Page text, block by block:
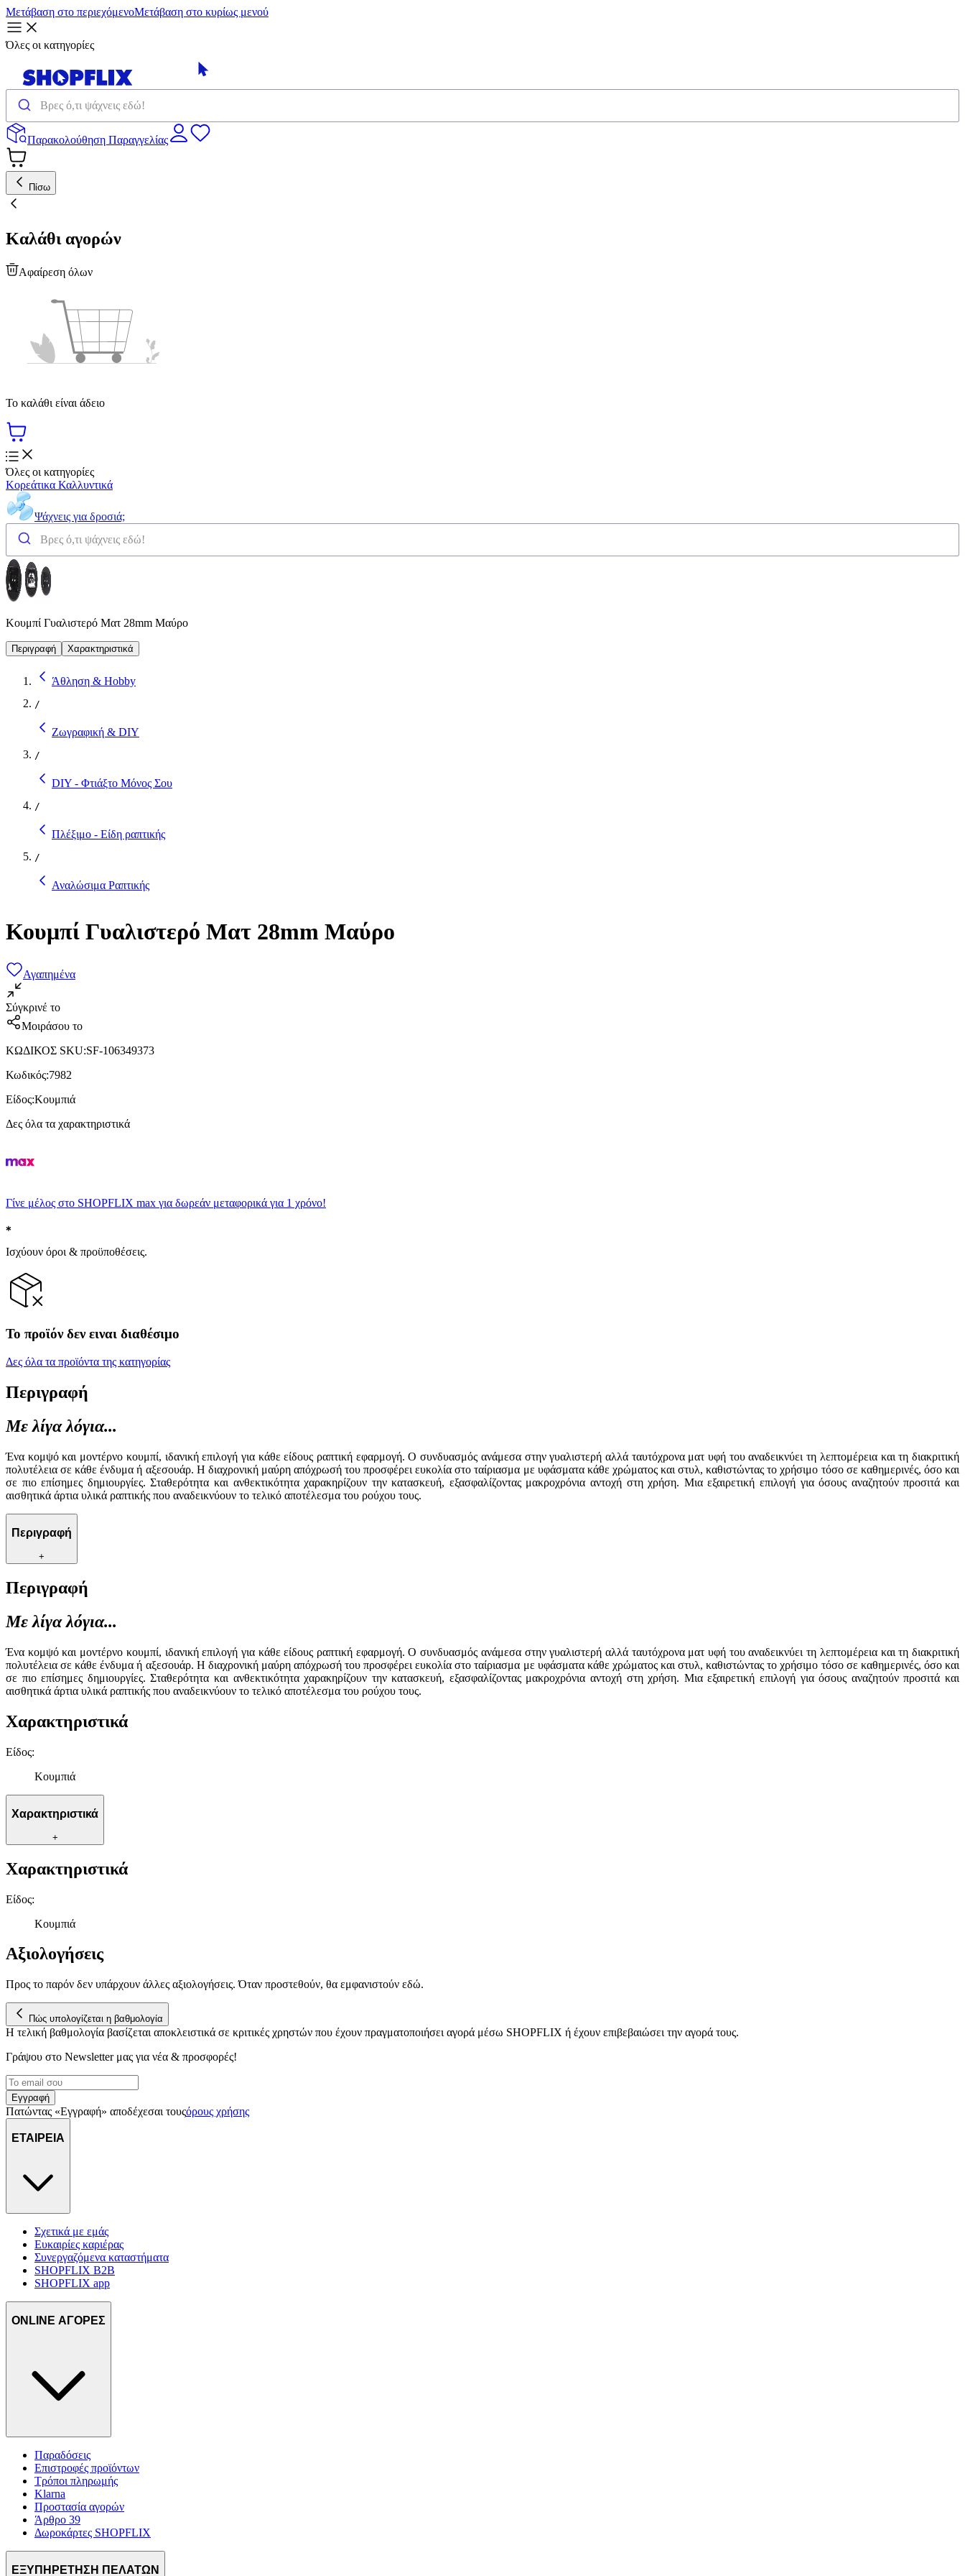
Μετάβαση στο περιεχόμενοΜετάβαση στο κυρίως μενού
Όλες οι κατηγορίες
Παρακολούθηση Παραγγελίας
Πίσω
Καλάθι αγορών
Αφαίρεση όλων
Το καλάθι είναι άδειο
Όλες οι κατηγορίες
Κορεάτικα Καλλυντικά
Ψάχνεις για δροσιά;
Κουμπί Γυαλιστερό Ματ 28mm Μαύρο
Περιγραφή Χαρακτηριστικά
Άθληση & Hobby
/
Ζωγραφική & DIY
/
DIY - Φτιάξτο Μόνος Σου
/
Πλέξιμο - Είδη ραπτικής
/
Αναλώσιμα Ραπτικής
Κουμπί Γυαλιστερό Ματ 28mm Μαύρο
Αγαπημένα
Σύγκρινέ το
Μοιράσου το
ΚΩΔΙΚΟΣ SKU:SF-106349373
Κωδικός:7982
Είδος:Κουμπιά
Δες όλα τα χαρακτηριστικά
Γίνε μέλος στο SHOPFLIX max για δωρεάν μεταφορικά για 1 χρόνο!
Ισχύουν όροι & προϋποθέσεις.
Το προϊόν δεν ειναι διαθέσιμο
Δες όλα τα προϊόντα της κατηγορίας
Περιγραφή
Με λίγα λόγια...
Ένα κομψό και μοντέρνο κουμπί, ιδανική επιλογή για κάθε είδους ραπτική εφαρμογή. Ο συνδυασμός ανάμεσα στην γυαλιστερή αλλά ταυτόχρονα ματ υφή του αναδεικνύει τη λεπτομέρεια και τη διακριτική
πολυτέλεια σε κάθε ένδυμα ή αξεσουάρ. Η διαχρονική μαύρη απόχρωσή του προσφέρει ευκολία στο ταίριασμα με υφάσματα κάθε χρώματος και στυλ, καθιστώντας το χρήσιμο τόσο σε καθημερινές, όσο και
σε πιο επίσημες δημιουργίες. Σταθερότητα και ανθεκτικότητα χαρακηρίζουν την κατασκευή, εξασφαλίζοντας μακροχρόνια αντοχή στη χρήση. Μια εξαιρετική επιλογή για όσους αναζητούν προσιτά και
αισθητικά άρτια υλικά ραπτικής που αναδεικνύουν το τελικό αποτέλεσμα του ρούχου τους.
Περιγραφή
+
Περιγραφή
Με λίγα λόγια...
Ένα κομψό και μοντέρνο κουμπί, ιδανική επιλογή για κάθε είδους ραπτική εφαρμογή. Ο συνδυασμός ανάμεσα στην γυαλιστερή αλλά ταυτόχρονα ματ υφή του αναδεικνύει τη λεπτομέρεια και τη διακριτική
πολυτέλεια σε κάθε ένδυμα ή αξεσουάρ. Η διαχρονική μαύρη απόχρωσή του προσφέρει ευκολία στο ταίριασμα με υφάσματα κάθε χρώματος και στυλ, καθιστώντας το χρήσιμο τόσο σε καθημερινές, όσο και
σε πιο επίσημες δημιουργίες. Σταθερότητα και ανθεκτικότητα χαρακηρίζουν την κατασκευή, εξασφαλίζοντας μακροχρόνια αντοχή στη χρήση. Μια εξαιρετική επιλογή για όσους αναζητούν προσιτά και
αισθητικά άρτια υλικά ραπτικής που αναδεικνύουν το τελικό αποτέλεσμα του ρούχου τους.
Χαρακτηριστικά
Είδος:
Κουμπιά
Χαρακτηριστικά
+
Χαρακτηριστικά
Είδος:
Κουμπιά
Αξιολογήσεις
Προς το παρόν δεν υπάρχουν άλλες αξιολογήσεις. Όταν προστεθούν, θα εμφανιστούν εδώ.
Πώς υπολογίζεται η βαθμολογία
Η τελική βαθμολογία βασίζεται αποκλειστικά σε κριτικές χρηστών που έχουν πραγματοποιήσει αγορά μέσω SHOPFLIX ή έχουν επιβεβαιώσει την αγορά τους.
Γράψου στο Νewsletter μας για νέα & προσφορές!
Εγγραφή
Πατώντας «Εγγραφή» αποδέχεσαι τουςόρους χρήσης
ΕΤΑΙΡΕΙΑ
Σχετικά με εμάς
Ευκαιρίες καριέρας
Συνεργαζόμενα καταστήματα
SHOPFLIX B2B
SHOPFLIX app
ONLINE ΑΓΟΡΕΣ
Παραδόσεις
Επιστροφές προϊόντων
Τρόποι πληρωμής
Klarna
Προστασία αγορών
Άρθρο 39
Δωροκάρτες SHOPFLIX
ΕΞΥΠΗΡΕΤΗΣΗ ΠΕΛΑΤΩΝ